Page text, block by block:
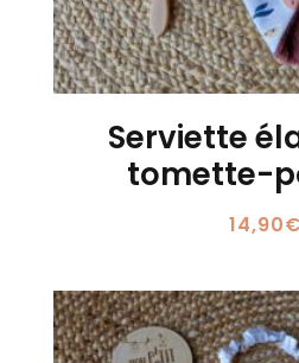
Serviette
tomette-
14,90€